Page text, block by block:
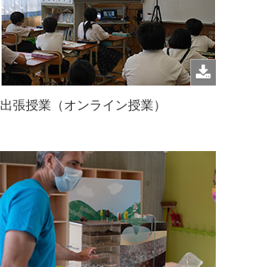
出張授業（オンライン授業）